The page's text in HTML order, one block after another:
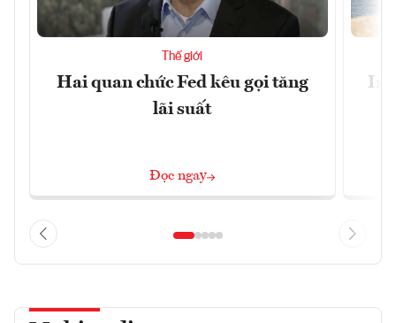
Thế giới
Hai quan chức Fed kêu gọi tăng
lãi suất
Đọc ngay